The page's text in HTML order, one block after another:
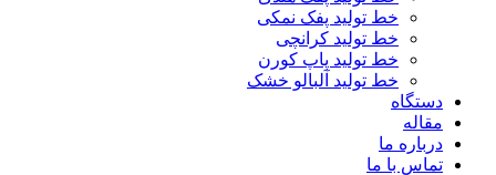
خط تولید پفک نمکی
خط تولید کرانچی
خط تولید پاپ کورن
خط تولید آلبالو خشک
دستگاه
مقاله
درباره ما
تماس با ما